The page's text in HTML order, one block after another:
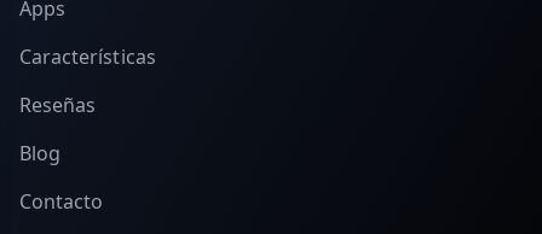
Apps
Características
Reseñas
Blog
Contacto